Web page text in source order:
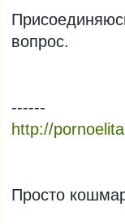
вопрос.
------
http://
Просто